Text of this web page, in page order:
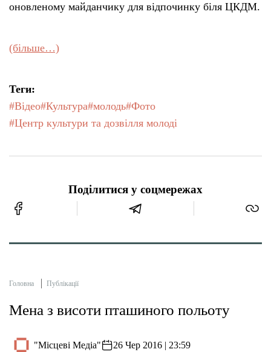
оновленому майданчику для відпочинку біля ЦКДМ.
(більше…)
Теги:
#Відео#Культура#молодь#Фото
#Центр культури та дозвілля молоді
Поділитися у соцмережах
Головна Публікації
Мена з висоти пташиного польоту
"Місцеві Медіа" 26 Чер 2016 | 23:59